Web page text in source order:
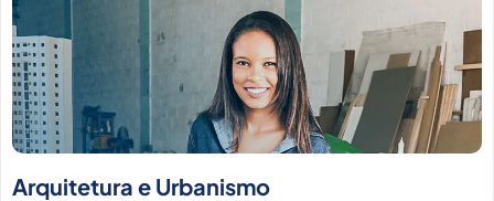
Arquitetura e Urbanismo